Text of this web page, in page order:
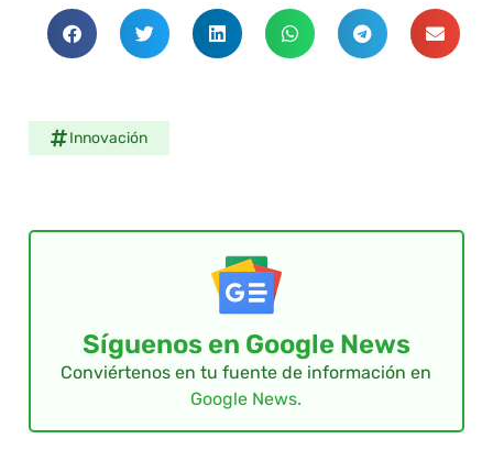
Innovación
Síguenos en Google News
Conviértenos en tu fuente de información en
Google News.